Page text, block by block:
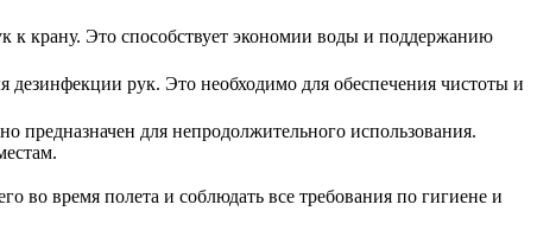
к крану. Это способствует экономии воды и поддержанию
дезинфекции рук. Это необходимо для обеспечения чистоты и
предназначен для непродолжительного использования.
во время полета и соблюдать все требования по гигиене и